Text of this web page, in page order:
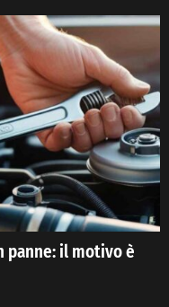
panne: il motivo è